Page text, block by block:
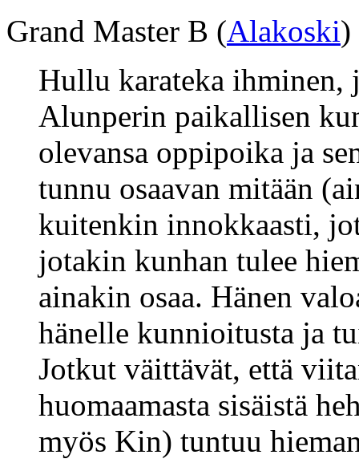
Grand Master B (Alakoski)
Hullu karateka ihminen,
Alunperin paikallisen
olevansa oppipoika ja
tunnu osaavan mitään
kuitenkin innokkaasti,
jotakin kunhan tulee
ainakin osaa. Hänen
hänelle kunnioitusta ja
Jotkut väittävät, että
huomaamasta sisäistä
myös Kin) tuntuu